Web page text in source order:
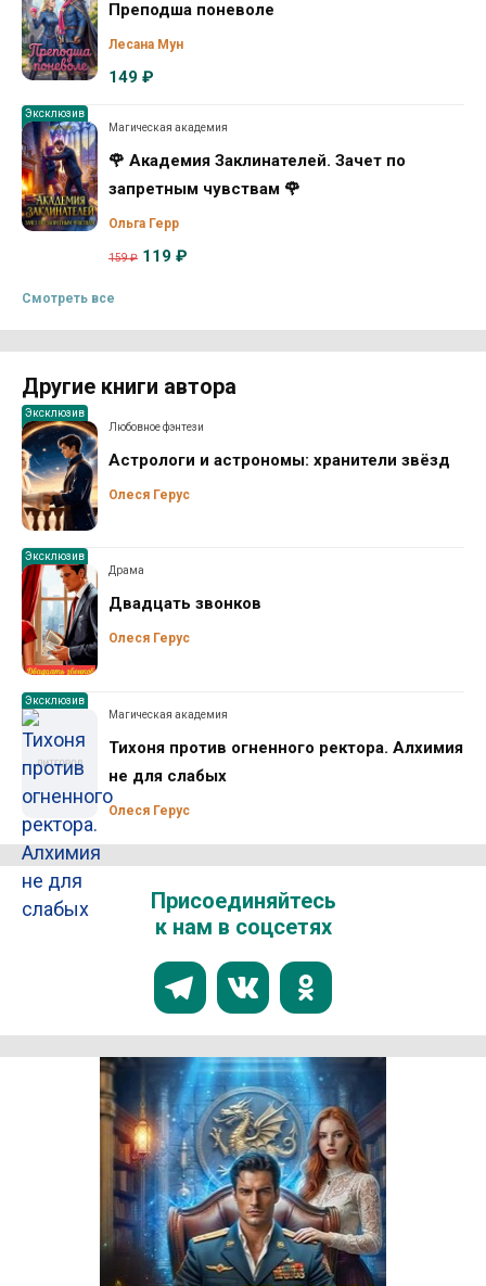
Преподша поневоле
Лесана Мун
149 ₽
Эксклюзив
Магическая академия
🌹 Академия Заклинателей. Зачет по
запретным чувствам 🌹
Ольга Герр
159 ₽ 119 ₽
Смотреть все
Другие книги автора
Эксклюзив
Любовное фэнтези
Астрологи и астрономы: хранители звёзд
Олеся Герус
Эксклюзив
Драма
Двадцать звонков
Олеся Герус
Эксклюзив
Магическая академия
Тихоня против огненного ректора. Алхимия
не для слабых
Олеся Герус
Присоединяйтесь
к нам в соцсетях